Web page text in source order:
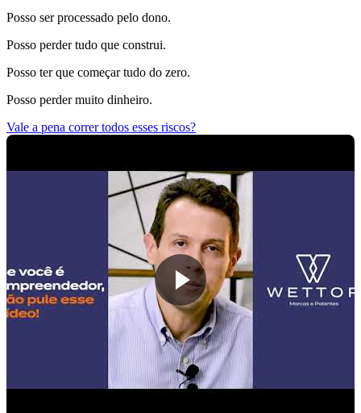
Posso ser processado pelo dono.
Posso perder tudo que construi.
Posso ter que começar tudo do zero.
Posso perder muito dinheiro.
Vale a pena correr todos esses riscos?